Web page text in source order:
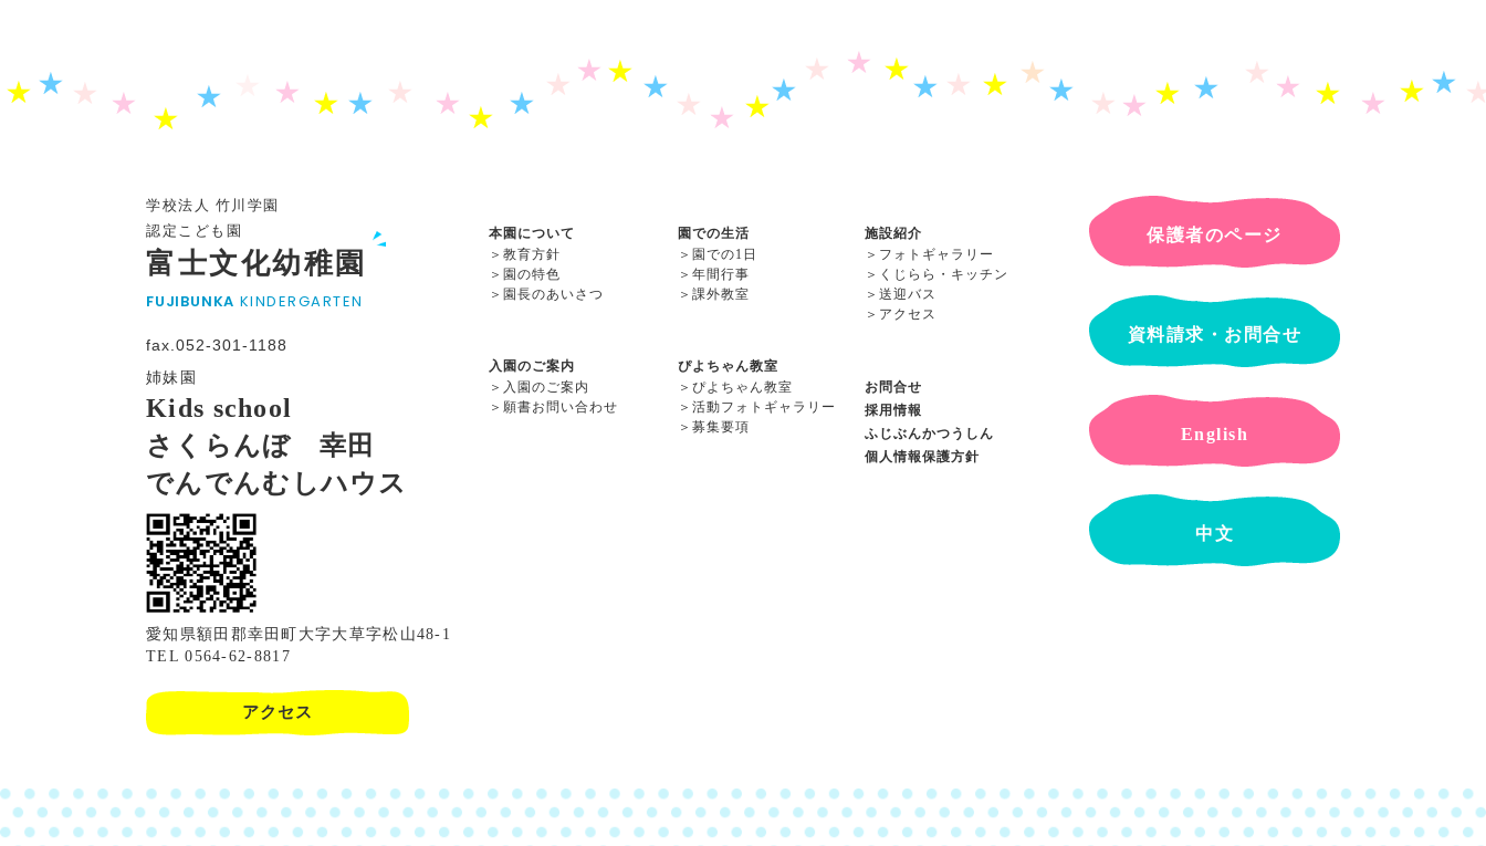
学校法人 竹川学園
認定こども園
富士文化幼稚園
FUJIBUNKA KINDERGARTEN
fax.052-301-1188
姉妹園
Kids school
さくらんぼ 幸田
でんでんむしハウス
愛知県額田郡幸田町大字大草字松山48-1
TEL 0564-62-8817
アクセス
本園について
＞ 教育方針
＞ 園の特色
＞ 園長のあいさつ
入園のご案内
＞ 入園のご案内
＞ 願書お問い合わせ
園での生活
＞ 園での1日
＞ 年間行事
＞ 課外教室
ぴよちゃん教室
＞ ぴよちゃん教室
＞ 活動フォトギャラリー
＞ 募集要項
施設紹介
＞ フォトギャラリー
＞ くじらら・キッチン
＞ 送迎バス
＞ アクセス
お問合せ
採用情報
ふじぶんかつうしん
個人情報保護方針
保護者のページ
資料請求・お問合せ
English
中文